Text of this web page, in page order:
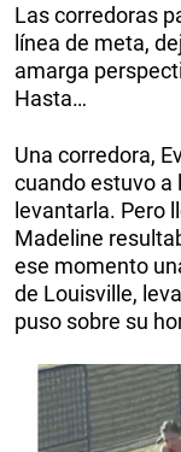
Las corredoras
línea de meta,
amarga
Hasta…
Una corredora,
cuando estuvo a
levantarla. Pero
Madeline
ese momento
de Louisville,
puso sobre su